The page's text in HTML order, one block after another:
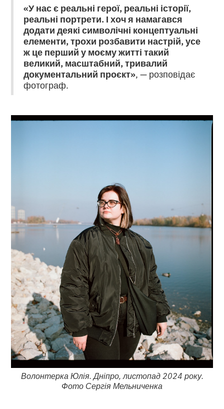
«У нас є реальні герої, реальні історії,
реальні портрети. І хоч я намагався
додати деякі символічні концептуальні
елементи, трохи розбавити настрій, усе
ж це перший у моєму житті такий
великий, масштабний, тривалий
документальний проєкт», — розповідає
фотограф.
Волонтерка Юлія. Дніпро, листопад 2024 року.
Фото Сергія Мельниченка